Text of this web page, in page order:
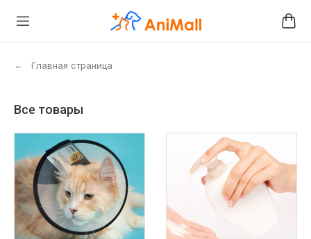
← Главная страница
Все товары